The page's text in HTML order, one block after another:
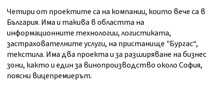
Четири от проектите са на компании, които вече са в
България. Има и такива в областта на
информационните технологии, логистиката,
застрахователните услуги, на пристанище "Бургас“,
текстила. Има два проекта и за разширяване на бизнес
зони, както и един за винопроизводство около София,
поясни вицепремиерът.